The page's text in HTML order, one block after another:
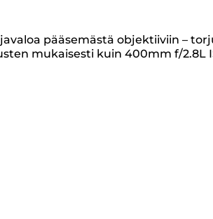
pääsemästä objektiiviin –
mukaisesti kuin 400mm f/2.8L